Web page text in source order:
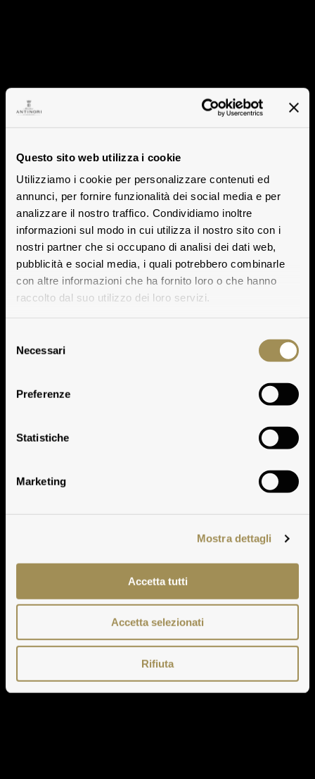
Questo sito web utilizza i cookie
Utilizziamo i cookie per personalizzare contenuti ed
annunci, per fornire funzionalità dei social media e per
analizzare il nostro traffico. Condividiamo inoltre
informazioni sul modo in cui utilizza il nostro sito con i
nostri partner che si occupano di analisi dei dati web,
pubblicità e social media, i quali potrebbero combinarle
con altre informazioni che ha fornito loro o che hanno
raccolto dal suo utilizzo dei loro servizi.
delNecessari
Preferenze
Statistiche
Marketing
Mostra dettagli
Accetta tutti
Accetta selezionati
Rifiuta